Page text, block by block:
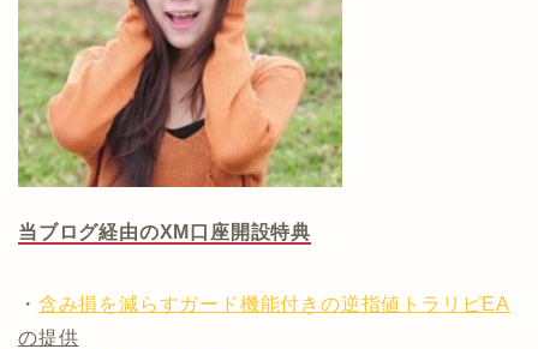
当ブログ経由のXM口座開設特典
・ 含み損を減らすガード機能付きの逆指値トラリピEA
の提供